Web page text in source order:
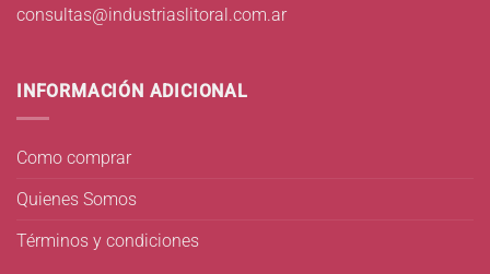
consultas@industriaslitoral.com.ar
INFORMACIÓN ADICIONAL
Como comprar
Quienes Somos
Términos y condiciones